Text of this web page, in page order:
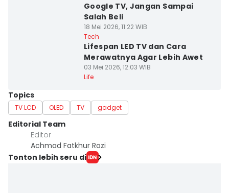
Google TV, Jangan Sampai
Salah Beli
18 Mei 2026, 11:22 WIB
Tech
Lifespan LED TV dan Cara
Merawatnya Agar Lebih Awet
03 Mei 2026, 12:03 WIB
Life
Topics
TV LCD OLED TV gadget
Editorial Team
Editor
Achmad Fatkhur Rozi
Tonton lebih seru di